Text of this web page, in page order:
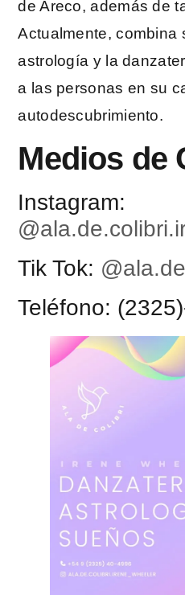
de Areco, además de
Actualmente, combina
astrología y la
a las personas en su
autodescubrimiento.
Medios de
Instagram:
Tik Tok:
Teléfono: